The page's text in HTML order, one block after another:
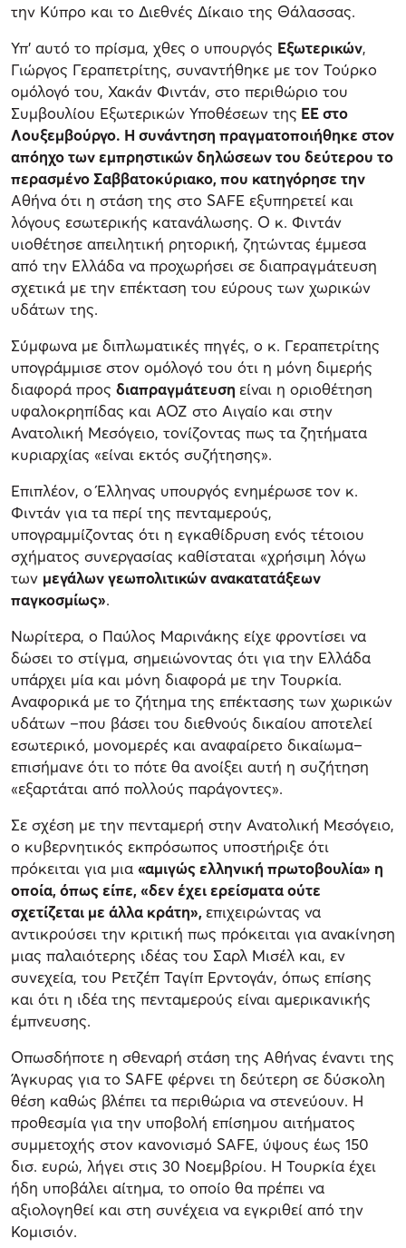
την Κύπρο και το Διεθνές Δίκαιο της Θάλασσας.
Υπ' αυτό το πρίσμα, χθες ο υπουργός Εξωτερικών,
Γιώργος Γεραπετρίτης, συναντήθηκε με τον Τούρκο
ομόλογό του, Χακάν Φιντάν, στο περιθώριο του
Συμβουλίου Εξωτερικών Υποθέσεων της ΕΕ στο
Λουξεμβούργο. Η συνάντηση πραγματοποιήθηκε στον
απόηχο των εμπρηστικών δηλώσεων του δεύτερου το
περασμένο Σαββατοκύριακο, που κατηγόρησε την
Αθήνα ότι η στάση της στο SAFE εξυπηρετεί και
λόγους εσωτερικής κατανάλωσης. Ο κ. Φιντάν
υιοθέτησε απειλητική ρητορική, ζητώντας έμμεσα
από την Ελλάδα να προχωρήσει σε διαπραγμάτευση
σχετικά με την επέκταση του εύρους των χωρικών
υδάτων της.
Σύμφωνα με διπλωματικές πηγές, ο κ. Γεραπετρίτης
υπογράμμισε στον ομόλογό του ότι η μόνη διμερής
διαφορά προς διαπραγμάτευση είναι η οριοθέτηση
υφαλοκρηπίδας και ΑΟΖ στο Αιγαίο και στην
Ανατολική Μεσόγειο, τονίζοντας πως τα ζητήματα
κυριαρχίας «είναι εκτός συζήτησης».
Επιπλέον, ο Έλληνας υπουργός ενημέρωσε τον κ.
Φιντάν για τα περί της πενταμερούς,
υπογραμμίζοντας ότι η εγκαθίδρυση ενός τέτοιου
σχήματος συνεργασίας καθίσταται «χρήσιμη λόγω
των μεγάλων γεωπολιτικών ανακατατάξεων
παγκοσμίως».
Νωρίτερα, ο Παύλος Μαρινάκης είχε φροντίσει να
δώσει το στίγμα, σημειώνοντας ότι για την Ελλάδα
υπάρχει μία και μόνη διαφορά με την Τουρκία.
Αναφορικά με το ζήτημα της επέκτασης των χωρικών
υδάτων –που βάσει του διεθνούς δικαίου αποτελεί
εσωτερικό, μονομερές και αναφαίρετο δικαίωμα–
επισήμανε ότι το πότε θα ανοίξει αυτή η συζήτηση
«εξαρτάται από πολλούς παράγοντες».
Σε σχέση με την πενταμερή στην Ανατολική Μεσόγειο,
ο κυβερνητικός εκπρόσωπος υποστήριξε ότι
πρόκειται για μια «αμιγώς ελληνική πρωτοβουλία» η
οποία, όπως είπε, «δεν έχει ερείσματα ούτε
σχετίζεται με άλλα κράτη», επιχειρώντας να
αντικρούσει την κριτική πως πρόκειται για ανακίνηση
μιας παλαιότερης ιδέας του Σαρλ Μισέλ και, εν
συνεχεία, του Ρετζέπ Ταγίπ Ερντογάν, όπως επίσης
και ότι η ιδέα της πενταμερούς είναι αμερικανικής
έμπνευσης.
Οπωσδήποτε η σθεναρή στάση της Αθήνας έναντι της
Άγκυρας για το SAFE φέρνει τη δεύτερη σε δύσκολη
θέση καθώς βλέπει τα περιθώρια να στενεύουν. Η
προθεσμία για την υποβολή επίσημου αιτήματος
συμμετοχής στον κανονισμό SAFE, ύψους έως 150
δισ. ευρώ, λήγει στις 30 Νοεμβρίου. Η Τουρκία έχει
ήδη υποβάλει αίτημα, το οποίο θα πρέπει να
αξιολογηθεί και στη συνέχεια να εγκριθεί από την
Κομισιόν.